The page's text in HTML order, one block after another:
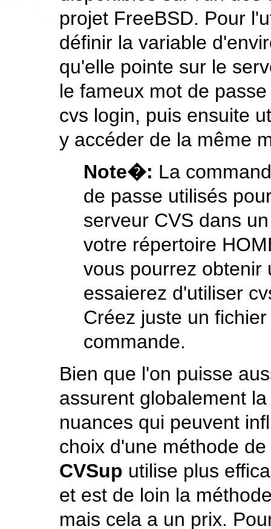
projet FreeBSD. Pour
définir la variable
qu'elle pointe sur le
le fameux mot de
cvs login, puis ensuite
y accéder de la même
Note�: La
de passe utilisés
serveur CVS dans
votre répertoire
vous pourrez obtenir
essaierez d'utiliser
Créez juste un
commande.
Bien que l'on puisse
assurent globalement
nuances qui peuvent
choix d'une méthode
CVSup utilise plus
et est de loin la
mais cela a un prix.